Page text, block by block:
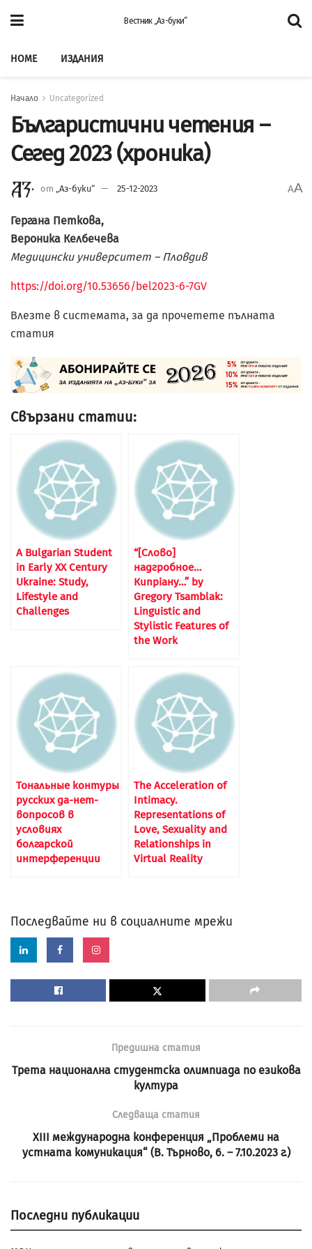
Вестник „Аз-буки”
HOME ИЗДАНИЯ
Начало Uncategorized
Българистични четения –
Сегед 2023 (хроника)
от „Аз-буки“ 25-12-2023 AA
Гергана Петкова,
Вероника Келбечева
Медицински университет – Пловдив
https://doi.org/10.53656/bel2023-6-7GV
Влезте в системата, за да прочетете пълната
статия
Свързани статии:
A Bulgarian Student
in Early XX Century
Ukraine: Study,
Lifestyle and
Challenges
“[Слово]
надгробное…
Кипріану…” by
Gregory Tsamblak:
Linguistic and
Stylistic Features of
the Work
Тональные контуры
русских да-нет-
вопросов в
условиях
болгарской
интерференции
The Acceleration of
Intimacy.
Representations of
Love, Sexuality and
Relationships in
Virtual Reality
Последвайте ни в социалните мрежи
Предишна статия
Трета национална студентска олимпиада по езикова
култура
Следваща статия
XIII международна конференция „Проблеми на
устната комуникация“ (В. Търново, 6. – 7.10.2023 г.)
Последни публикации